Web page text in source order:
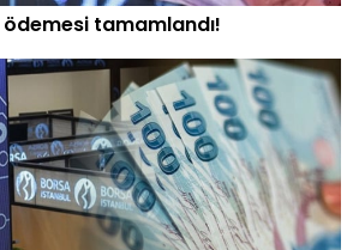
ödemesi tamamlandı!